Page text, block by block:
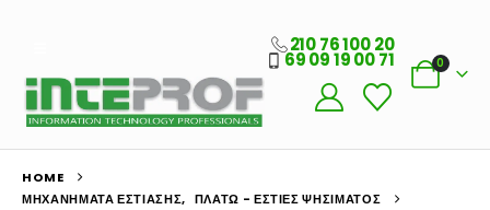
210 76 100 20
69 09 19 00 71 0
HOME
ΜΗΧΑΝΉΜΑΤΑ ΕΣΤΊΑΣΗΣ, ΠΛΑΤΏ - ΕΣΤΊΕΣ ΨΗΣΊΜΑΤΟΣ